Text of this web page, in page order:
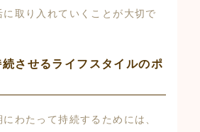
に取り入れていくことが大切で
させるライフスタイルのポ
わたって持続するためには、